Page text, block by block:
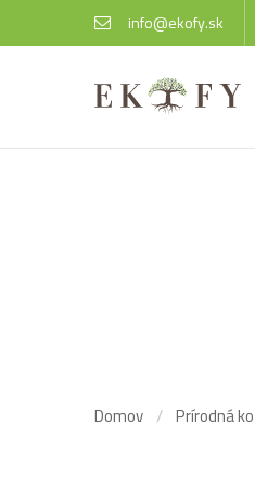
info@ekofy.sk
Domov Prírodná